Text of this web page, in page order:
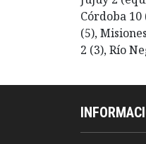
Córdoba 10
(5),
2 (3), Río